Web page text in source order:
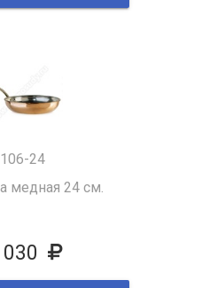
24
медная 24 см.